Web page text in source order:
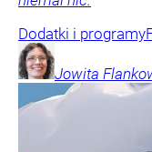
Dodatki i programy
Jowita